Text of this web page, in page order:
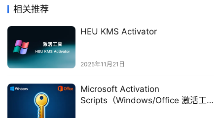
相关推荐
HEU KMS Activator
2025年11月21日
Microsoft Activation
Scripts（Windows/Office 激活工